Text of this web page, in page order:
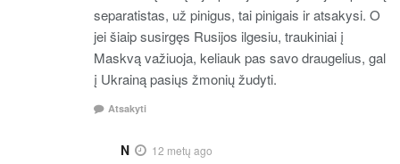
separatistas, už pinigus, tai pinigais ir atsakysi. O
jei šiaip susirgęs Rusijos ilgesiu, traukiniai į
Maskvą važiuoja, keliauk pas savo draugelius, gal
į Ukrainą pasiųs žmonių žudyti.
Atsakyti
N 12 metų ago